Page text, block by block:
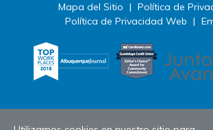
Mapa del Sitio | Política de
Política de Privacidad Web |